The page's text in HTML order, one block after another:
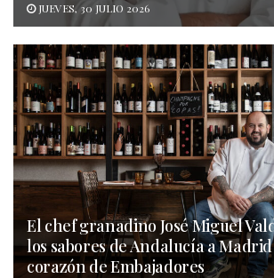
JUEVES, 30 JULIO 2026
El chef granadino José Miguel
los sabores de Andalucía a
corazón de Embajadores